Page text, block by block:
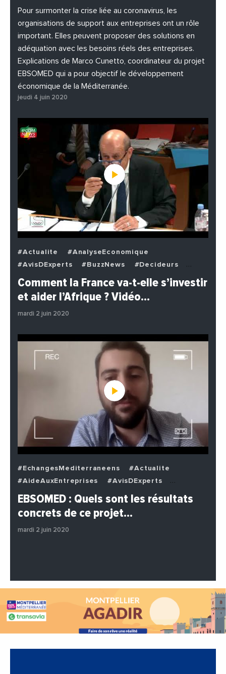
#PhotosEtVideos
Pour surmonter la crise liée au coronavirus, les
organisations de support aux entreprises ont un rôle
important. Elles peuvent proposer des solutions en
adéquation avec les besoins réels des entreprises.
Explications de Marco Cunetto, coordinateur du projet
EBSOMED qui a pour objectif le développement
économique de la Méditerranée.
jeudi 4 juin 2020
#Actualite
#AnalyseEconomique
#AvisDExperts
#BuzzNews
#Decideurs
#EchangesMediterraneens
#Economie
#Politique
Comment la France va-t-elle s’investir
et aider l’Afrique ? Vidéo…
mardi 2 juin 2020
#EchangesMediterraneens
#Actualite
#AideAuxEntreprises
#AvisDExperts
#BuzzNews
#Decideurs
#Entreprises
#Institutions
EBSOMED : Quels sont les résultats
concrets de ce projet…
mardi 2 juin 2020